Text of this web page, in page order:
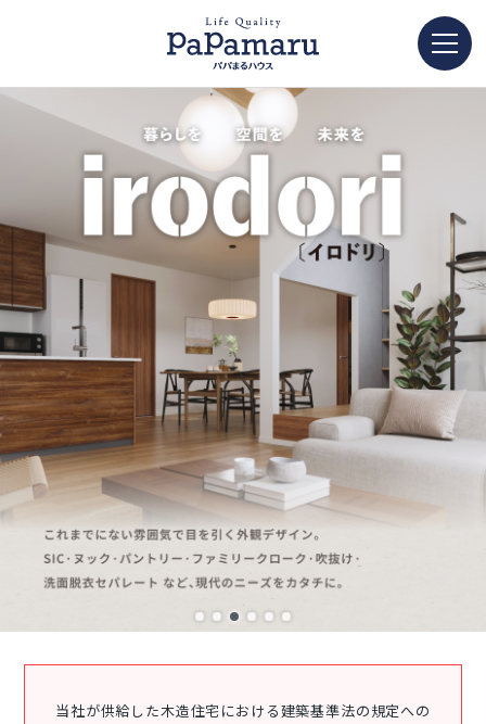
当社が供給した木造住宅における建築基準法の規定への